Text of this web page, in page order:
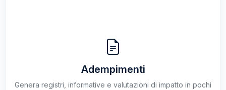
Adempimenti
Genera registri, informative e valutazioni di impatto in pochi